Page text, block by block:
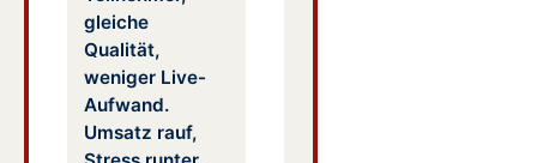
gleiche
Qualität,
weniger Live-
Aufwand.
Umsatz rauf,